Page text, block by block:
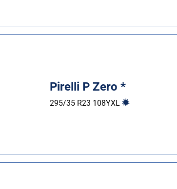
Pirelli P Zero *
295/35 R23 108YXL